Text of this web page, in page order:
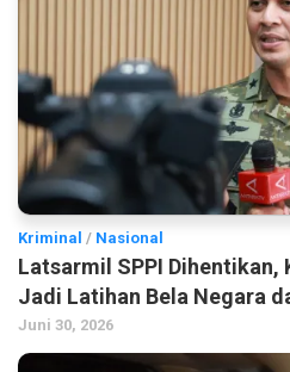
Kriminal / Nasional
Latsarmil SPPI Dihentikan,
Jadi Latihan Bela Negara
Juni 30, 2026